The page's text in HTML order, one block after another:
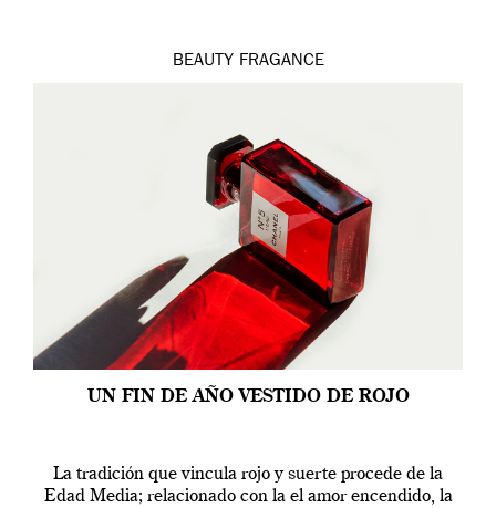
BEAUTY FRAGANCE
UN FIN DE AÑO VESTIDO DE ROJO
La tradición que vincula rojo y suerte procede de la
Edad Media; relacionado con la el amor encendido, la